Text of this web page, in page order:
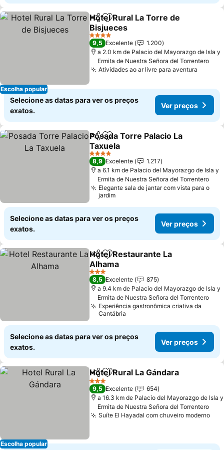
Escolha popular
PartilharAdicionar aos favoritos
Hotel Rural La Torre de
Bisjueces
4 Estrelas
9,5 Excelente
1.200
a 2.0 km de Palacio del Mayorazgo de Isla y
Ermita de Nuestra Señora del Torrentero
Atividades ao ar livre para aventura
Selecione as datas para ver os preços
exatos.
Ver preços
PartilharAdicionar aos favoritos
Posada Torre Palacio La
Taxuela
4 Estrelas
8,9 Excelente
1.217
a 6.1 km de Palacio del Mayorazgo de Isla y
Ermita de Nuestra Señora del Torrentero
Elegante sala de jantar com vista para o
jardim
Selecione as datas para ver os preços
exatos.
Ver preços
PartilharAdicionar aos favoritos
Hotel Restaurante La
Alhama
3 Estrelas
8,5 Excelente
875
a 9.4 km de Palacio del Mayorazgo de Isla y
Ermita de Nuestra Señora del Torrentero
Experiência gastronômica criativa da
Cantábria
Selecione as datas para ver os preços
exatos.
Ver preços
Escolha popular
PartilharAdicionar aos favoritos
Hotel Rural La Gándara
3 Estrelas
9,5 Excelente
654
a 16.3 km de Palacio del Mayorazgo de Isla y
Ermita de Nuestra Señora del Torrentero
Suíte El Hayadal com chuveiro moderno